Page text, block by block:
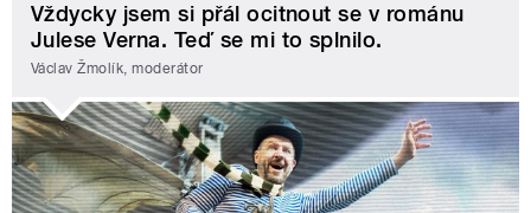
Vždycky jsem si přál ocitnout se v románu
Julese Verna. Teď se mi to splnilo.
Václav Žmolík, moderátor